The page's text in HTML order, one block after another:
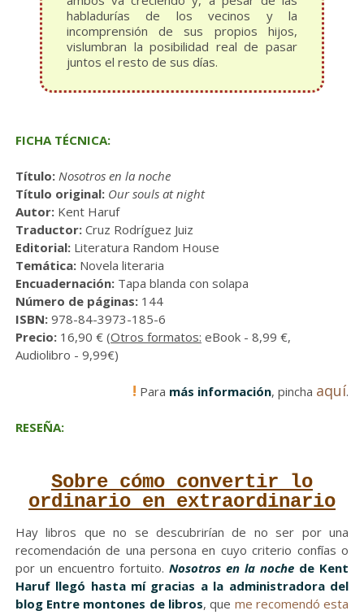
habladurías de los vecinos y la
incomprensión de sus propios hijos,
vislumbran la posibilidad real de pasar
juntos el resto de sus días.
FICHA TÉCNICA:
Título:Nosotros en la noche
Título original: Our souls at night
Autor: Kent Haruf
Traductor:Cruz Rodríguez Juiz
Editorial: Literatura Random House
Temática:Novela literaria
Encuadernación:Tapa blanda con solapa
Número de páginas:144
ISBN:978-84-3973-185-6
Precio: 16,90 € (Otros formatos: eBook - 8,99 €,
Audiolibro - 9,99€)
! Para más información, pincha aquí.
RESEÑA:
Sobre cómo convertir lo
ordinario en extraordinario
Hay libros que no se descubrirían de no ser por una
recomendación de una persona en cuyo criterio confías o
por un encuentro fortuito. Nosotros en la noche de Kent
Haruf llegó hasta mí gracias a la administradora del
blog Entre montones de libros, que me recomendó esta